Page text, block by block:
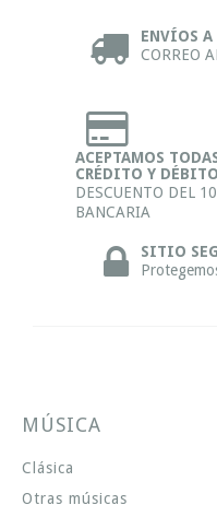
ENVÍOS A
CORREO
ACEPTAMOS
CRÉDITO Y DÉBITO
DESCUENTO DEL
BANCARIA
SITIO
MÚSICA
Clásica
Otras músicas